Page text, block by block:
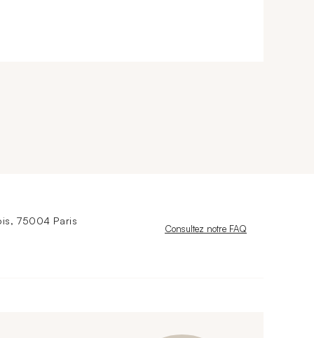
75004 Paris
Nouvelle fenêtre
Consultez notre FAQ